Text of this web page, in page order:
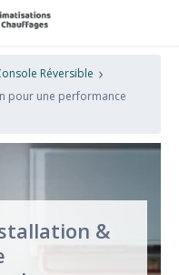
&
Réversible ›
pour une performance